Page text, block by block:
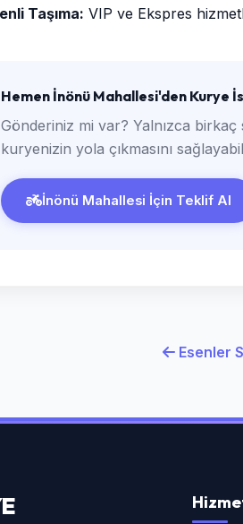
Taşıma: VIP ve Ekspres
Hemen İnönü Mahallesi'den Kurye
Gönderiniz mi var? Yalnızca
kuryenizin yola çıkmasını
İnönü Mahallesi İçin Teklif Al
Esenler